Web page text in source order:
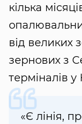
кілька
від великих
зернових з
терміналів
«Є лінія,